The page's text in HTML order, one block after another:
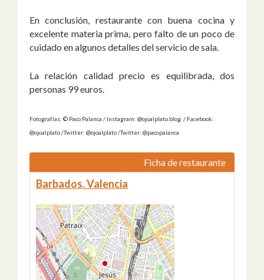
En conclusión, restaurante con buena cocina y
excelente materia prima, pero falto de un poco de
cuidado en algunos detalles del servicio de sala.
La relación calidad precio es equilibrada, dos
personas 99 euros.
Fotografías: © Paco Palanca / Instagram: @ojoalplato.blog / Facebook:
@ojoalplato /Twitter: @ojoalplato /Twitter: @pacopalanca
Ficha de restaurante
Barbados. Valencia